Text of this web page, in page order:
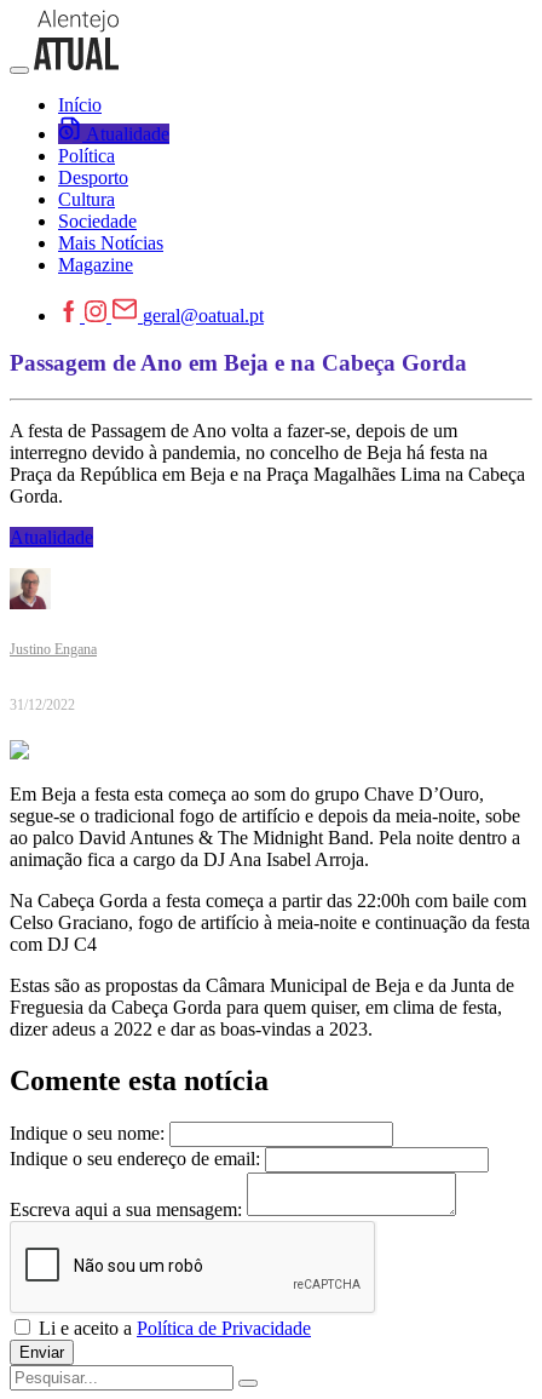
Início
Atualidade
Política
Desporto
Cultura
Sociedade
Mais Notícias
Magazine
geral@oatual.pt
Passagem de Ano em Beja e na Cabeça Gorda
A festa de Passagem de Ano volta a fazer-se, depois de um
interregno devido à pandemia, no concelho de Beja há festa na
Praça da República em Beja e na Praça Magalhães Lima na Cabeça
Gorda.
Atualidade
Justino Engana
31/12/2022
Em Beja a festa esta começa ao som do grupo Chave D’Ouro,
segue-se o tradicional fogo de artifício e depois da meia-noite, sobe
ao palco David Antunes & The Midnight Band. Pela noite dentro a
animação fica a cargo da DJ Ana Isabel Arroja.
Na Cabeça Gorda a festa começa a partir das 22:00h com baile com
Celso Graciano, fogo de artifício à meia-noite e continuação da festa
com DJ C4
Estas são as propostas da Câmara Municipal de Beja e da Junta de
Freguesia da Cabeça Gorda para quem quiser, em clima de festa,
dizer adeus a 2022 e dar as boas-vindas a 2023.
Comente esta notícia
Indique o seu nome:
Indique o seu endereço de email:
Escreva aqui a sua mensagem:
Li e aceito a Política de Privacidade
Enviar